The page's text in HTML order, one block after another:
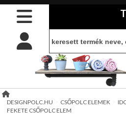
feltételek
CIB
kártyás
fizetés
Ötletek
POLCLAP
KIEGÉSZÍTŐK
POLC
KIEGÉSZÍTŐK
DESIGNPOLC.HU CSŐPOLC ELEMEK
FEKETE CSŐPOLC ELEM